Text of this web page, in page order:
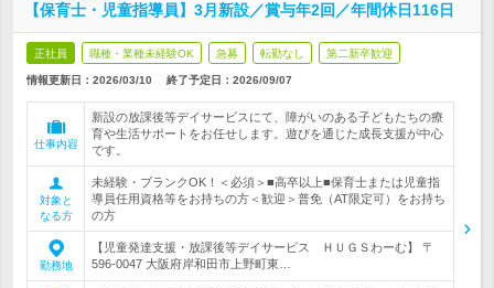
【保育士・児童指導員】3月新設／賞与年2回／年間休日116日
正社員 職種・業種未経験OK 急募 転勤なし 第二新卒歓迎
情報更新日：2026/03/10 終了予定日： 2026/09/07
仕事内容
新設の放課後等デイサービスにて、障がいのある子どもたちの療
育や生活サポートをお任せします。遊びを通じた成長支援が中心
です。
対象と
なる方
未経験・ブランクOK！＜必須＞■高卒以上■保育士または児童指
導員任用資格等をお持ちの方＜歓迎＞普免（AT限定可）をお持ち
の方
勤務地
【児童発達支援・放課後等デイサービス ＨＵＧＳわーむ】 〒
596-0047 大阪府岸和田市上野町東…